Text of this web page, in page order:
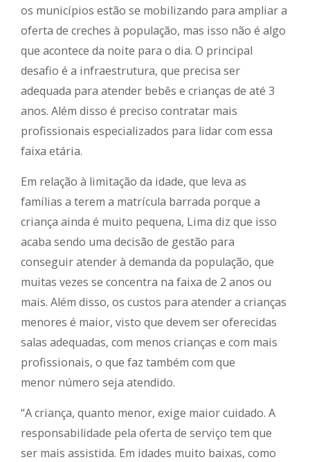
os municípios estão se mobilizando para ampliar a
oferta de creches à população, mas isso não é algo
que acontece da noite para o dia. O principal
desafio é a infraestrutura, que precisa ser
adequada para atender bebês e crianças de até 3
anos. Além disso é preciso contratar mais
profissionais especializados para lidar com essa
faixa etária.
Em relação à limitação da idade, que leva as
famílias a terem a matrícula barrada porque a
criança ainda é muito pequena, Lima diz que isso
acaba sendo uma decisão de gestão para
conseguir atender à demanda da população, que
muitas vezes se concentra na faixa de 2 anos ou
mais. Além disso, os custos para atender a crianças
menores é maior, visto que devem ser oferecidas
salas adequadas, com menos crianças e com mais
profissionais, o que faz também com que
menor número seja atendido.
“A criança, quanto menor, exige maior cuidado. A
responsabilidade pela oferta de serviço tem que
ser mais assistida. Em idades muito baixas, como